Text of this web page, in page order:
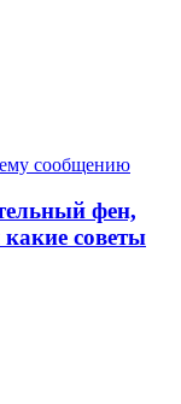
фен,
какие советы